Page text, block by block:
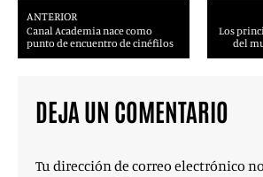
ANTERIOR
Canal Academia nace como
punto de encuentro de cinéfilos
Los
del
DEJA UN COMENTARIO
Tu dirección de correo electrónico